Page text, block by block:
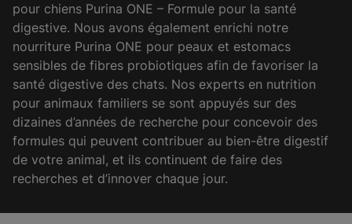
pour chiens Purina ONE – Formule pour la santé
digestive. Nous avons également enrichi notre
nourriture Purina ONE pour peaux et estomacs
sensibles de fibres probiotiques afin de favoriser la
santé digestive des chats. Nos experts en nutrition
pour animaux familiers se sont appuyés sur des
dizaines d’années de recherche pour concevoir des
formules qui peuvent contribuer au bien-être digestif
de votre animal, et ils continuent de faire des
recherches et d’innover chaque jour.